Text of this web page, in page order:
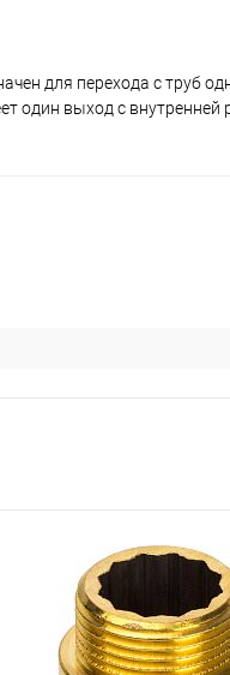
для перехода с труб
один выход с внутренней